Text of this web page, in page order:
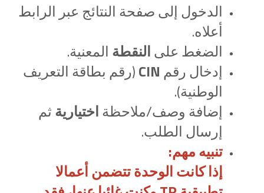
الدخول إلى صفحة النتائج عبر الرابط
أعلاه.
الضغط علىالنقطة المعنية.
إدخال رقم CIN(رقم بطاقة التعريف
الوطنية).
إضافة وصف/ملاحظةاختياريةثم
إرسال الطلب.
تنبيه مهم:
إذا كانت الوحدة تتضمن أعمالا